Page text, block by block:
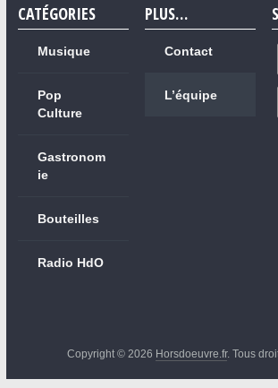
CATÉGORIES
Musique
Pop
Culture
Gastronom
ie
Bouteilles
Radio HdO
PLUS…
Contact
L’équipe
Copyright © 2026 Horsdoeuvre.fr. Tous